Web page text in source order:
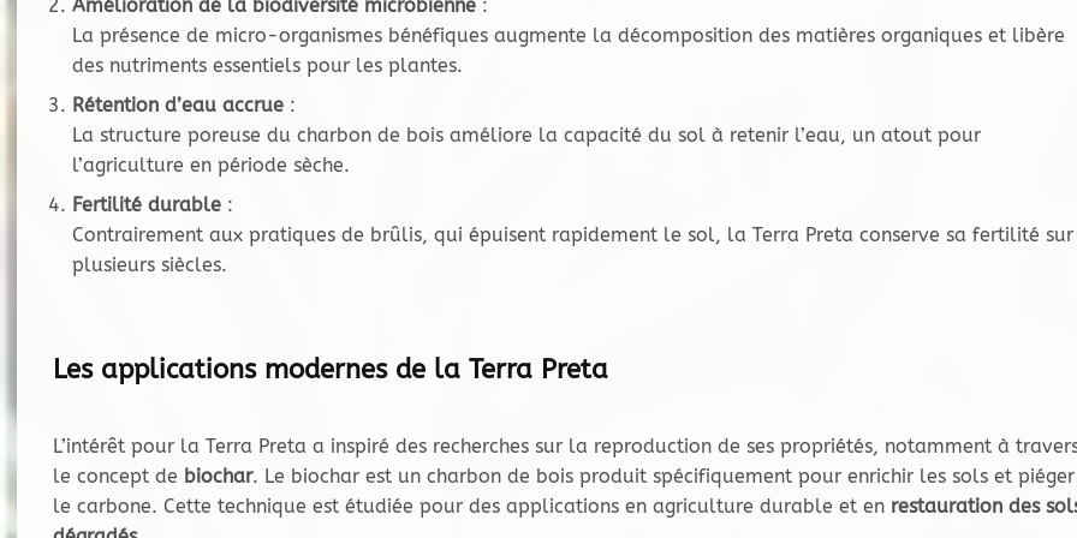
Amélioration de la biodiversité microbienne :
La présence de micro-organismes bénéfiques augmente la décomposition des matières organiques et libère
des nutriments essentiels pour les plantes.
Rétention d’eau accrue :
La structure poreuse du charbon de bois améliore la capacité du sol à retenir l’eau, un atout pour
l’agriculture en période sèche.
Fertilité durable :
Contrairement aux pratiques de brûlis, qui épuisent rapidement le sol, la Terra Preta conserve sa fertilité sur
plusieurs siècles.
Les applications modernes de la Terra Preta
L’intérêt pour la Terra Preta a inspiré des recherches sur la reproduction de ses propriétés, notamment à
le concept de biochar. Le biochar est un charbon de bois produit spécifiquement pour enrichir les sols et piéger
le carbone. Cette technique est étudiée pour des applications en agriculture durable et en restauration des